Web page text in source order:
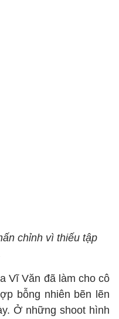
chỉnh vì thiếu tập
Vĩ Văn đã làm cho cô
bỗng nhiên bẽn lẽn
Ở những shoot hình